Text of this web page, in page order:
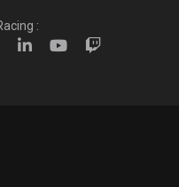
: